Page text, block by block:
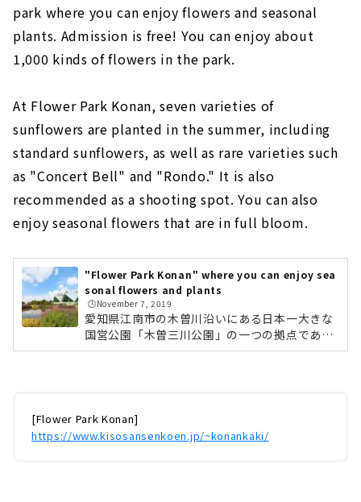
park where you can enjoy flowers and seasonal
plants. Admission is free! You can enjoy about
1,000 kinds of flowers in the park.
At Flower Park Konan, seven varieties of
sunflowers are planted in the summer, including
standard sunflowers, as well as rare varieties such
as "Concert Bell" and "Rondo." It is also
recommended as a shooting spot. You can also
enjoy seasonal flowers that are in full bloom.
"Flower Park Konan" where you can enjoy sea
sonal flowers and plants
🕒️November 7, 2019
愛知県江南市の木曽川沿いにある日本一大きな
国営公園「木曽三川公園」の一つの拠点である
「フラワーパーク江南」。お花と四季折々の植
れ、親子でのおでかけにぴったりのスポットな
んです。今回は実際にフラワーパーク江南の園
内をレポートしていきたいと思います！ 「芝生
[Flower Park Konan]
https://www.kisosansenkoen.jp/~konankaki/